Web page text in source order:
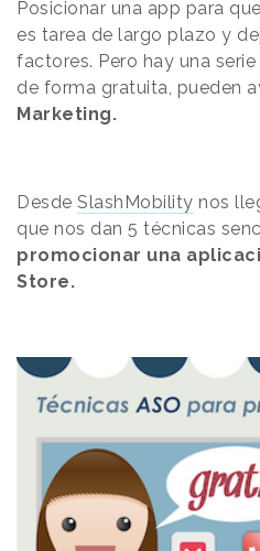
Posicionar una app para
es tarea de largo plazo y
factores. Pero hay una
de forma gratuita, pueden
Marketing.
Desde SlashMobility nos
que nos dan 5 técnicas
promocionar una
Store.